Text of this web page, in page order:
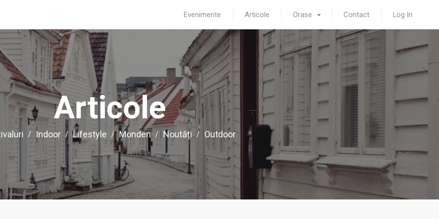
Evenimente Articole Orase Contact Log In
Articole
Indoor Lifestyle Monden Noutăți Outdoor